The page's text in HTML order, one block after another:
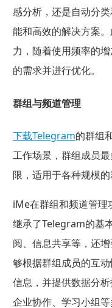
感分析，还是自动分
能和高效的解决方案
力，随着使用频率的
的需求并进行优化。
群组与频道管理
下载Telegram的群组
工作场景，群组成员
限，适用于各种规模的
iMe在群组和频道管理
继承了Telegram的基
阅、信息共享等，还
够根据群组成员的互
信息，并提供数据分
企业协作、学习小组等